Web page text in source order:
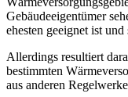
Gebäudeeigentümer
ehesten geeignet ist
Allerdings resultiert
bestimmten
aus anderen